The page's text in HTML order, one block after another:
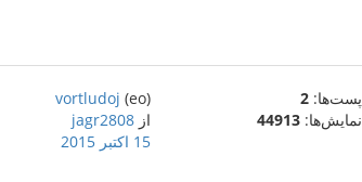
پست‌ها: 2
نمایش‌ها: 44913
(eo)
vortludoj
از jagr2808
15 اکتبر 2015